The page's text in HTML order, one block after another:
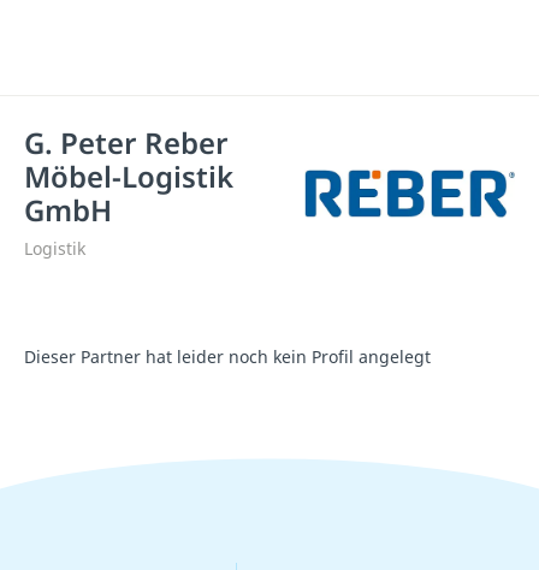
G. Peter Reber
Möbel-Logistik
GmbH
Logistik
Dieser Partner hat leider noch kein Profil angelegt